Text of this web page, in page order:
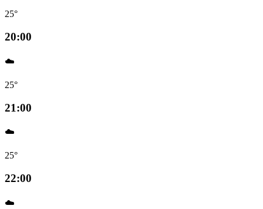
25°
20:00
☁️
25°
21:00
☁️
25°
22:00
☁️